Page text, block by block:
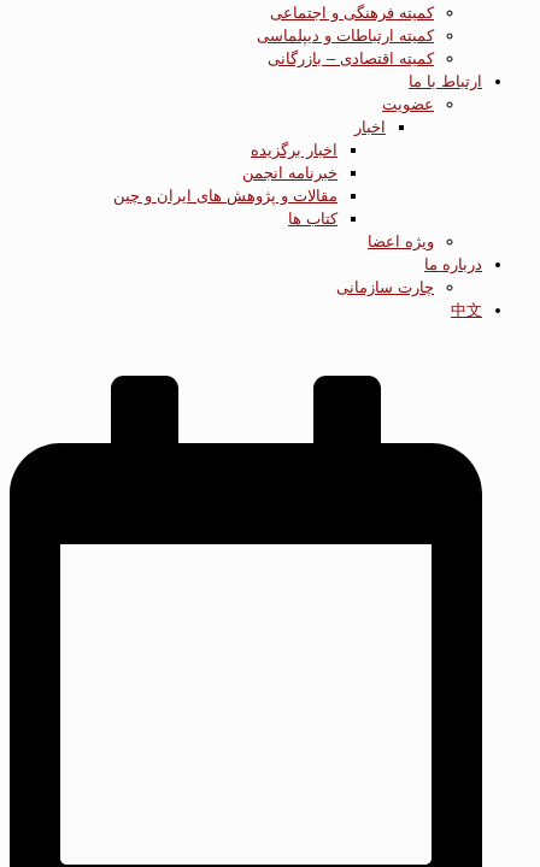
کمیته فرهنگی و اجتماعی
کمیته ارتباطات و دیپلماسی
کمیته اقتصادی – بازرگانی
ارتباط با ما
عضویت
اخبار
اخبار برگزیده
خبرنامه انجمن
مقالات و پژوهش های ایران و چین
کتاب ها
ویژه اعضا
درباره ما
چارت سازمانی
中文